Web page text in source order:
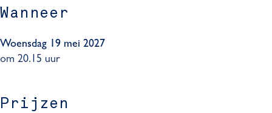
n
e
l
a
a
g
s
Wanneer
Woensdag 19 mei 2027
om 20.15 uur
Prijzen